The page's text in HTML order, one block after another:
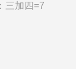
三加四=7